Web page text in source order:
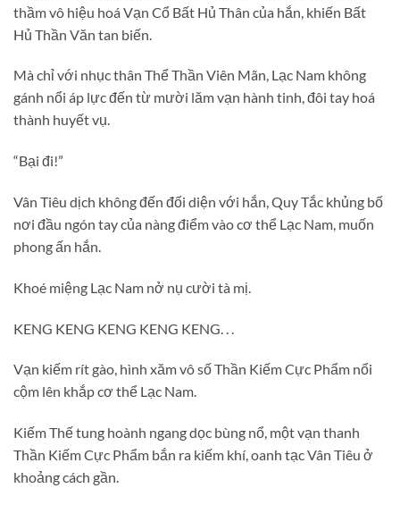
thầm vô hiệu hoá Vạn Cổ Bất Hủ Thân của hắn, khiến Bất
Hủ Thần Văn tan biến.
Mà chỉ với nhục thân Thể Thần Viên Mãn, Lạc Nam không
gánh nổi áp lực đến từ mười lăm vạn hành tinh, đôi tay hoá
thành huyết vụ.
“Bại đi!”
Vân Tiêu dịch không đến đối diện với hắn, Quy Tắc khủng bố
nơi đầu ngón tay của nàng điểm vào cơ thể Lạc Nam, muốn
phong ấn hắn.
Khoé miệng Lạc Nam nở nụ cười tà mị.
KENG KENG KENG KENG KENG. . .
Vạn kiếm rít gào, hình xăm vô số Thần Kiếm Cực Phẩm nổi
cộm lên khắp cơ thể Lạc Nam.
Kiếm Thế tung hoành ngang dọc bùng nổ, một vạn thanh
Thần Kiếm Cực Phẩm bắn ra kiếm khí, oanh tạc Vân Tiêu ở
khoảng cách gần.